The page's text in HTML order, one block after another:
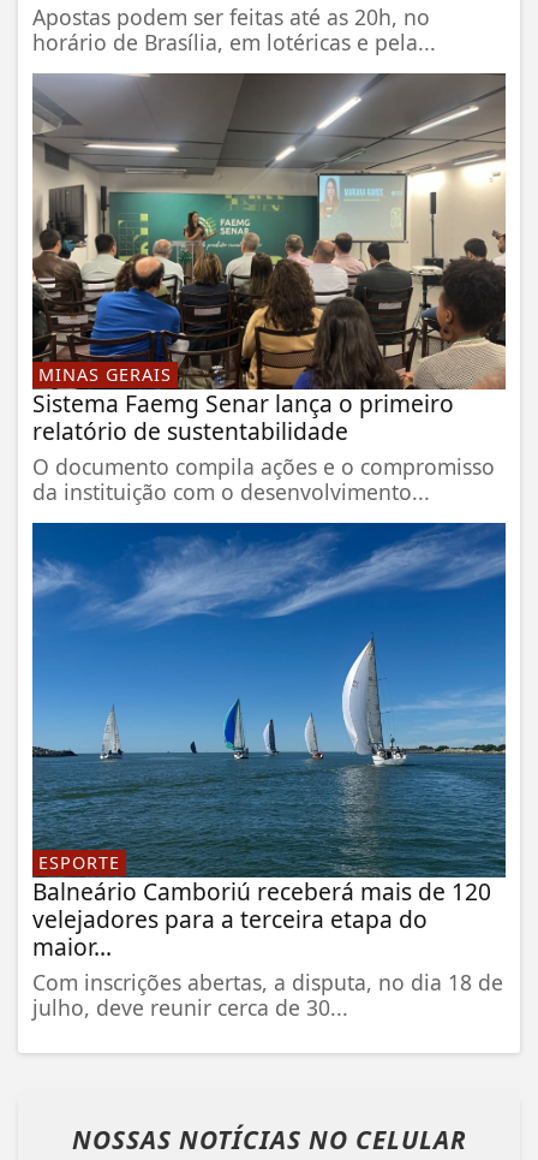
Apostas podem ser feitas até as 20h, no
horário de Brasília, em lotéricas e pela...
MINAS GERAIS
Sistema Faemg Senar lança o primeiro
relatório de sustentabilidade
O documento compila ações e o compromisso
da instituição com o desenvolvimento...
ESPORTE
Balneário Camboriú receberá mais de 120
velejadores para a terceira etapa do
maior...
Com inscrições abertas, a disputa, no dia 18 de
julho, deve reunir cerca de 30...
NOSSAS NOTÍCIAS NO CELULAR